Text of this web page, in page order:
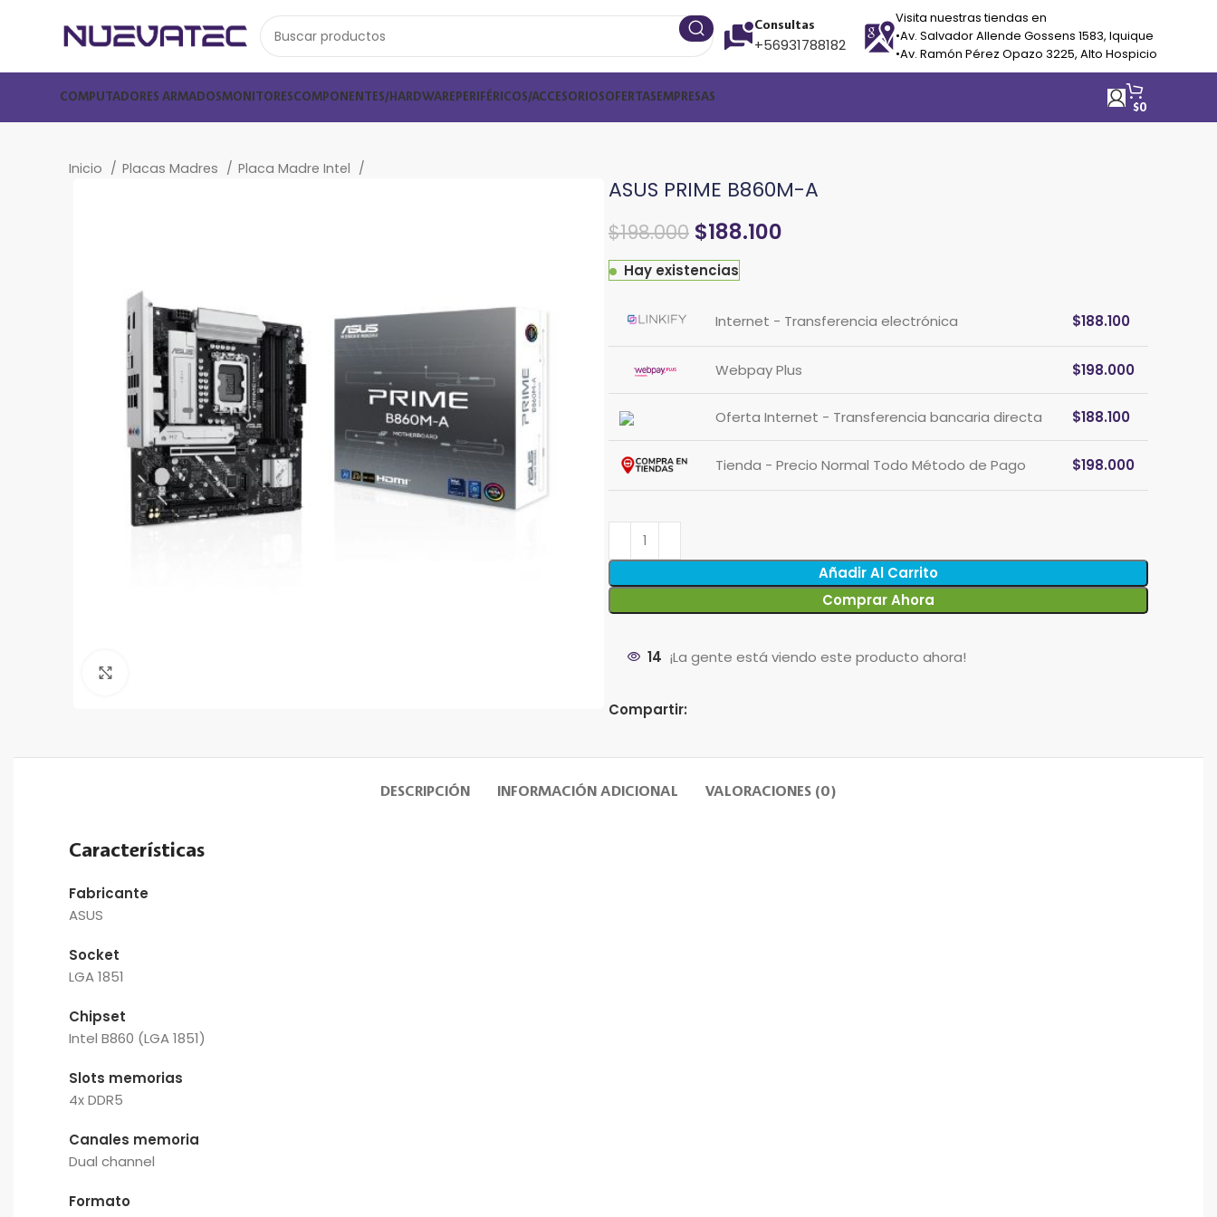
Consultas
+56931788182
Visita nuestras tiendas en
•Av. Salvador Allende Gossens 1583, Iquique
•Av. Ramón Pérez Opazo 3225, Alto Hospicio
COMPUTADORES ARMADOSMONITORESCOMPONENTES/HARDWARE PERIFÉRICOS/ACCESORIOSOFERTAS EMPRESAS
$0
Inicio Placas Madres Placa Madre Intel
ASUS PRIME B860M-A
$198.000 $188.100
Hay existencias
Internet - Transferencia electrónica $188.100
Webpay Plus $198.000
Oferta Internet - Transferencia bancaria directa $188.100
Tienda - Precio Normal Todo Método de Pago $198.000
Añadir Al Carrito
Comprar Ahora
14 ¡La gente está viendo este producto ahora!
Compartir:
DESCRIPCIÓN INFORMACIÓN ADICIONAL VALORACIONES (0)
Características
Fabricante
ASUS
Socket
LGA 1851
Chipset
Intel B860 (LGA 1851)
Slots memorias
4x DDR5
Canales memoria
Dual channel
Formato